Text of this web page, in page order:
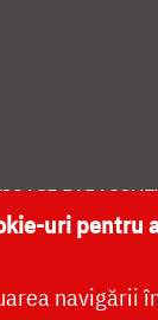
uri pentru
navigării